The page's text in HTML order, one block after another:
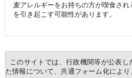
麦アレルギーをお持ちの方が喫食さ
を引き起こす可能性があります。
このサイトでは、行政機関等が公表し
た情報について、共通フォーム化によ